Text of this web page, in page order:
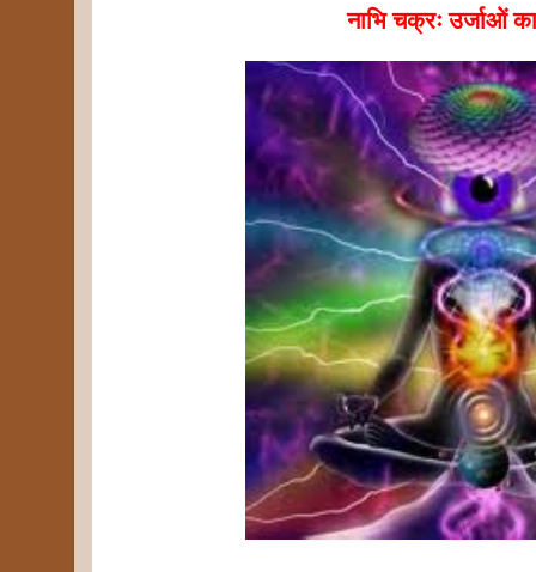
नाभि चक्रः उर्जाओं